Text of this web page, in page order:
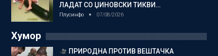
ЛАДАТ СО ЏИНОВСКИ ТИКВИ…
Плусинфо 07/08/2026
Хумор
ПРИРОДНА ПРОТИВ ВЕШТАЧКА